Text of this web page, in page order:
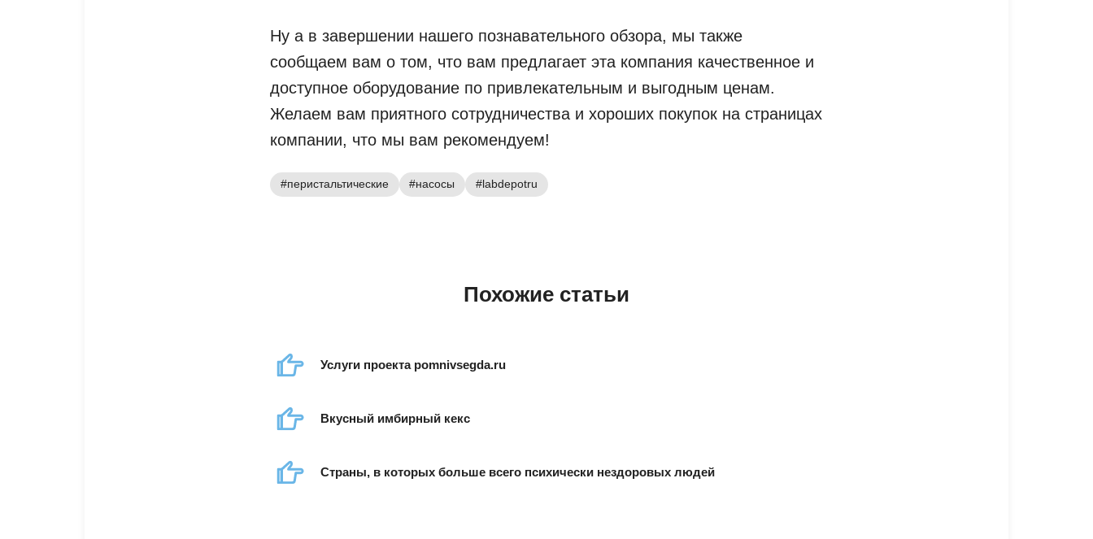
Ну а в завершении нашего познавательного обзора, мы также
сообщаем вам о том, что вам предлагает эта компания качественное и
доступное оборудование по привлекательным и выгодным ценам.
Желаем вам приятного сотрудничества и хороших покупок на страницах
компании, что мы вам рекомендуем!
#перистальтические #насосы #labdepotru
Похожие статьи
Услуги проекта pomnivsegda.ru
Вкусный имбирный кекс
Страны, в которых больше всего психически нездоровых людей